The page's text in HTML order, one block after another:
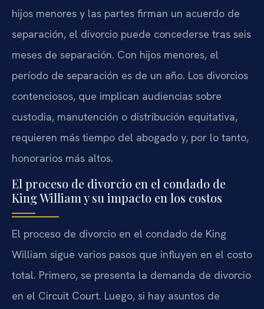
hijos menores y las partes firman un acuerdo de
separación, el divorcio puede concederse tras seis
meses de separación. Con hijos menores, el
período de separación es de un año. Los divorcios
contenciosos, que implican audiencias sobre
custodia, manutención o distribución equitativa,
requieren más tiempo del abogado y, por lo tanto,
honorarios más altos.
El proceso de divorcio en el condado de
King William y su impacto en los costos
El proceso de divorcio en el condado de King
William sigue varios pasos que influyen en el costo
total. Primero, se presenta la demanda de divorcio
en el Circuit Court. Luego, si hay asuntos de